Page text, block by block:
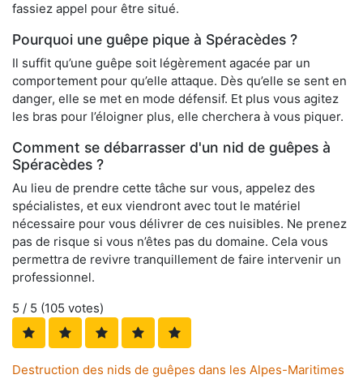
fassiez appel pour être situé.
Pourquoi une guêpe pique à Spéracèdes ?
Il suffit qu’une guêpe soit légèrement agacée par un
comportement pour qu’elle attaque. Dès qu’elle se sent en
danger, elle se met en mode défensif. Et plus vous agitez
les bras pour l’éloigner plus, elle cherchera à vous piquer.
Comment se débarrasser d'un nid de guêpes à
Spéracèdes ?
Au lieu de prendre cette tâche sur vous, appelez des
spécialistes, et eux viendront avec tout le matériel
nécessaire pour vous délivrer de ces nuisibles. Ne prenez
pas de risque si vous n’êtes pas du domaine. Cela vous
permettra de revivre tranquillement de faire intervenir un
professionnel.
5 / 5 (105 votes)
Destruction des nids de guêpes dans les Alpes-Maritimes